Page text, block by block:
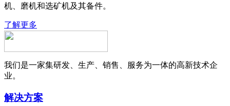
机、磨机和选矿机及其备件。
了解更多
我们是一家集研发、生产、销售、服务为一体的高新技术企
业。
解决方案